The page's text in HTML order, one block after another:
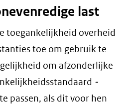
last
toegankelijkheid overheid
toe om gebruik te
om afzonderlijke
-
passen, als dit voor hen